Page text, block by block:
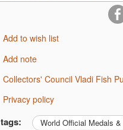
Add to wish list
Add note
Collectors' Council Vladi Fish
Privacy policy
tags:
World Official Medals